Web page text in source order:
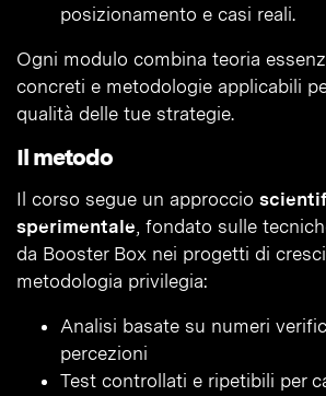
posizionamento e casi reali.
Ogni modulo combina teoria
concreti e metodologie applicabili
qualità delle tue strategie.
Il metodo
Il corso segue un approccio
sperimentale, fondato sulle
da Booster Box nei progetti di
metodologia privilegia:
Analisi basate su numeri
percezioni
Test controllati e ripetibili per